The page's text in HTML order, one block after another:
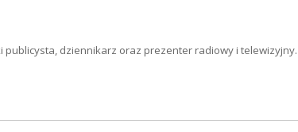
publicysta, dziennikarz oraz prezenter radiowy i